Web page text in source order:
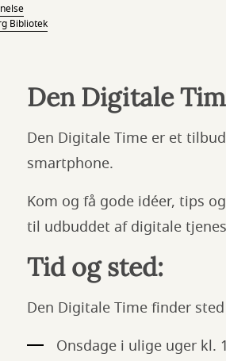
Bibliotek
Den Digitale
Den Digitale Time er et
smartphone.
Kom og få gode idéer, tips
til udbuddet af digitale
Tid og sted:
Den Digitale Time finder
Onsdage i ulige uger kl.